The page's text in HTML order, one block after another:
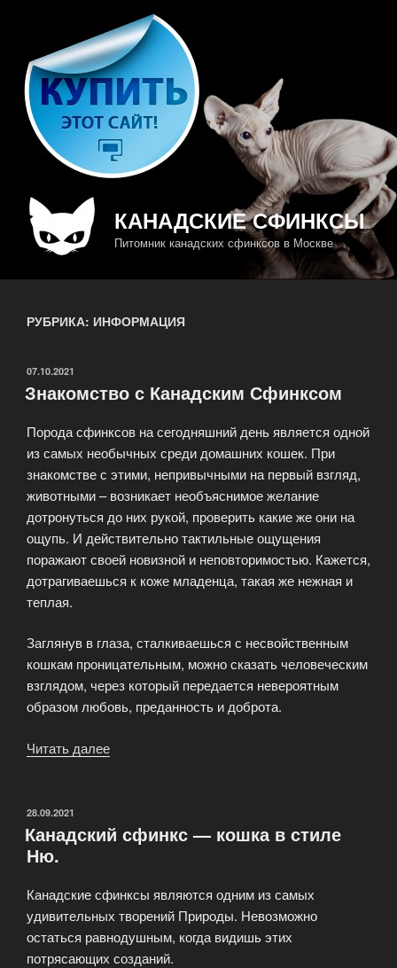
содержимому
КАНАДСКИЕ СФИНКСЫ
Питомник канадских сфинксов в Москве
РУБРИКА: ИНФОРМАЦИЯ
ОПУБЛИКОВАНО
07.10.2021
Знакомство с Канадским Сфинксом
Порода сфинксов на сегодняшний день является одной
из самых необычных среди домашних кошек. При
знакомстве с этими, непривычными на первый взгляд,
животными – возникает необъяснимое желание
дотронуться до них рукой, проверить какие же они на
ощупь. И действительно тактильные ощущения
поражают своей новизной и неповторимостью. Кажется,
дотрагиваешься к коже младенца, такая же нежная и
теплая.
Заглянув в глаза, сталкиваешься с несвойственным
кошкам проницательным, можно сказать человеческим
взглядом, через который передается невероятным
образом любовь, преданность и доброта.
Читать далее
ОПУБЛИКОВАНО
28.09.2021
Канадский сфинкс — кошка в стиле
Ню.
Канадские сфинксы являются одним из самых
удивительных творений Природы. Невозможно
остаться равнодушным, когда видишь этих
потрясающих созданий.